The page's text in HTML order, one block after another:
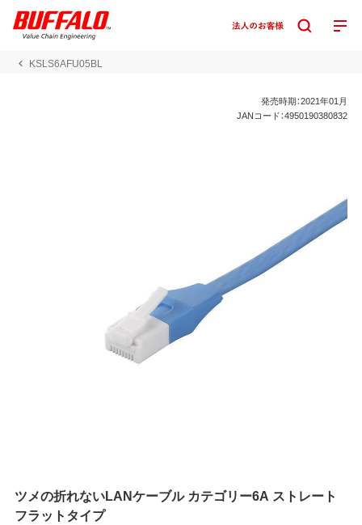
KSLS6AFU05BL
発売時期：2021年01月
JANコード：4950190380832
ツメの折れないLANケーブル カテゴリー6A ストレート
フラットタイプ